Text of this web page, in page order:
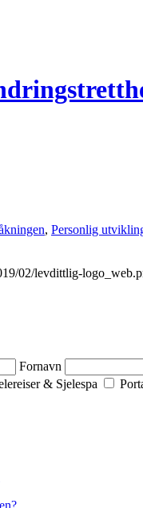
, Personlig
02/levdittlig-
Fornavn
& Sjelespa